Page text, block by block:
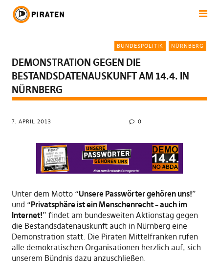
BUNDESPOLITIK NÜRNBERG
DEMONSTRATION GEGEN DIE
BESTANDSDATENAUSKUNFT AM 14.4. IN
NÜRNBERG
7. APRIL 2013 0
Unter dem Motto “Unsere Passwörter gehören uns!”
und “Privatsphäre ist ein Menschenrecht – auch im
Internet!” findet am bundesweiten Aktionstag gegen
die Bestandsdatenauskunft auch in Nürnberg eine
Demonstration statt. Die Piraten Mittelfranken rufen
alle demokratischen Organisationen herzlich auf, sich
unserem Bündnis dazu anzuschließen.